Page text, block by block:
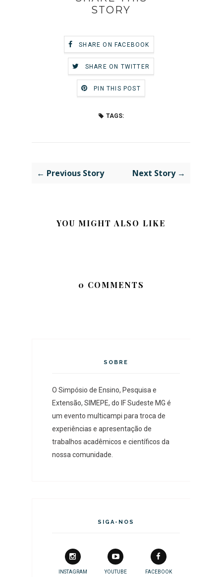
STORY
SHARE ON FACEBOOK
SHARE ON TWITTER
PIN THIS POST
TAGS:
← Previous Story Next Story →
YOU MIGHT ALSO LIKE
0 COMMENTS
SOBRE
O Simpósio de Ensino, Pesquisa e
Extensão, SIMEPE, do IF Sudeste MG é
um evento multicampi para troca de
experiências e apresentação de
trabalhos acadêmicos e científicos da
nossa comunidade.
SIGA-NOS
INSTAGRAM YOUTUBE FACEBOOK